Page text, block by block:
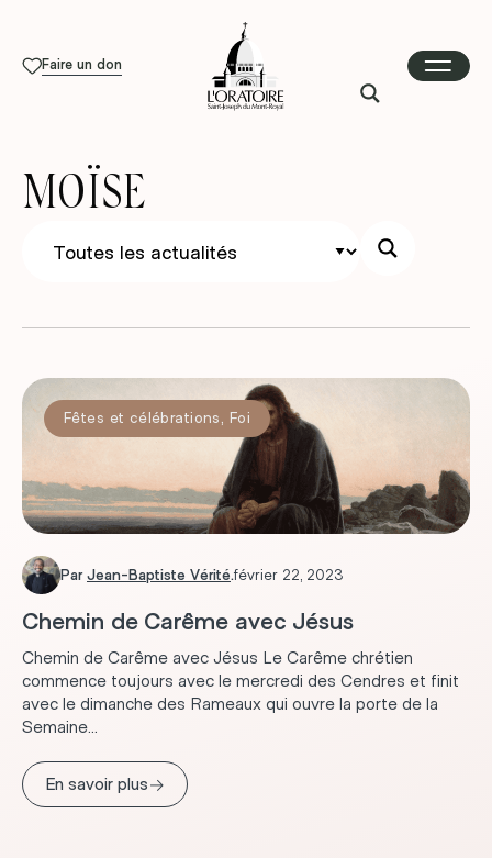
Faire un don
MOÏSE
Fêtes et célébrations Foi
Par Jean-Baptiste Vérité.février 22, 2023
Chemin de Carême avec Jésus
Chemin de Carême avec Jésus Le Carême chrétien
commence toujours avec le mercredi des Cendres et finit
avec le dimanche des Rameaux qui ouvre la porte de la
Semaine...
En savoir plus→